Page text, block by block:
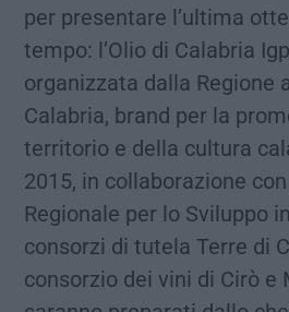
per presentare l’ultima
tempo: l’Olio di Calabria
organizzata dalla Regione
Calabria, brand per la
territorio e della cultura
2015, in collaborazione
Regionale per lo Sviluppo
consorzi di tutela Terre di
consorzio dei vini di Cirò e